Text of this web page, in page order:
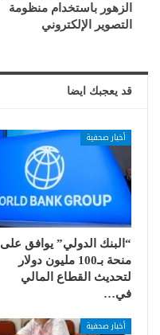
الزهور باستخدام منظومة
التصوير الإلكتروني
قد يعجبك ايضا
أخبار صحفية
“البنك الدولي” يوافق على
منحة بـ100 مليون دولار
لتحديث القطاع المالي
في…
أخبار صحفية